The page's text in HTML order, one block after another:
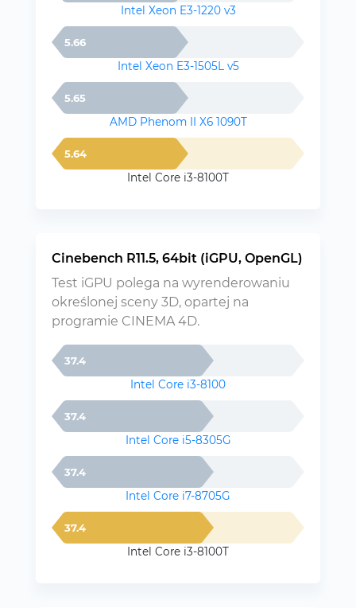
Intel Xeon E3-1220 v3
5.66
Intel Xeon E3-1505L v5
5.65
AMD Phenom II X6 1090T
5.64
Intel Core i3-8100T
Cinebench R11.5, 64bit (iGPU, OpenGL)
Test iGPU polega na wyrenderowaniu
określonej sceny 3D, opartej na
programie CINEMA 4D.
37.4
Intel Core i3-8100
37.4
Intel Core i5-8305G
37.4
Intel Core i7-8705G
37.4
Intel Core i3-8100T